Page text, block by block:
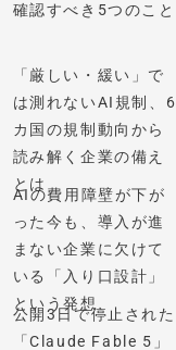
確認すべき5つのこと
「厳しい・緩い」で
は測れないAI規制、6
カ国の規制動向から
読み解く企業の備え
とは
AIの費用障壁が下が
った今も、導入が進
まない企業に欠けて
いる「入り口設計」
という発想
公開3日で停止された
「Claude Fable 5」